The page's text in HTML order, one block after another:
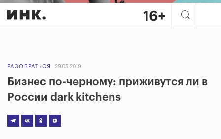
РАЗОБРАТЬСЯ 29.05.2019
Бизнес по-черному: приживутся ли в
России dark kitchens